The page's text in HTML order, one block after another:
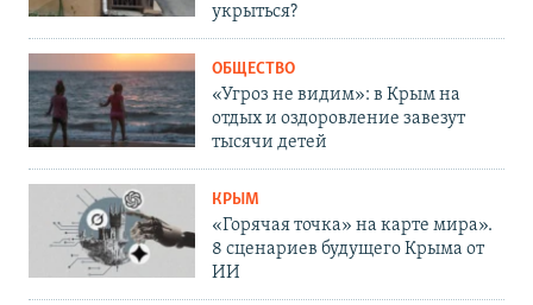
укрыться?
ОБЩЕСТВО
«Угроз не видим»: в Крым на
отдых и оздоровление завезут
тысячи детей
КРЫМ
«Горячая точка» на карте мира».
8 сценариев будущего Крыма от
ИИ